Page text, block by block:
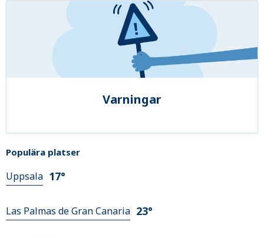
Varningar
Populära platser
Uppsala 17°
Las Palmas de Gran Canaria 23°